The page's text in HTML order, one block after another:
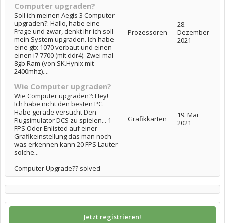
Computer upgraden?
Soll ich meinen Aegis 3 Computer
upgraden?: Hallo, habe eine
Frage und zwar, denkt ihr ich soll
mein System upgraden. Ich habe
eine gtx 1070 verbaut und einen
einen i7 7700 (mit ddr4). Zwei mal
8gb Ram (von SK.Hynix mit
2400mhz)....
Prozessoren
28.
Dezember
2021
Wie Computer upgraden?
Wie Computer upgraden?: Hey!
Ich habe nicht den besten PC.
Habe gerade versucht Den
Flugsimulator DCS zu spielen... 1
FPS Oder Enlisted auf einer
Grafikeinstellung das man noch
was erkennen kann 20 FPS Lauter
solche...
Grafikkarten
19. Mai
2021
Computer Upgrade?? solved
Jetzt registrieren!